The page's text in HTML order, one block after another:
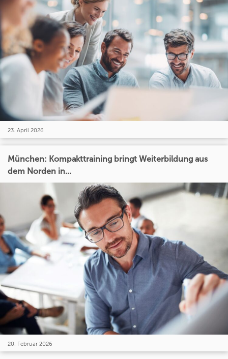
23. April 2026
München: Kompakttraining bringt Weiterbildung aus
dem Norden in...
20. Februar 2026